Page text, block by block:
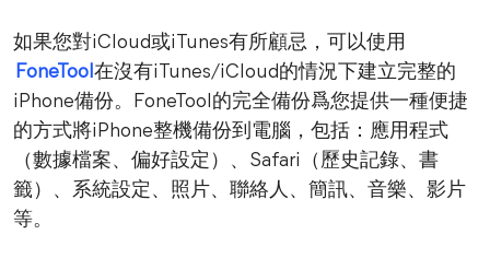
如果您對iCloud或iTunes有所顧忌，可以使用
FoneTool在沒有iTunes/iCloud的情況下建立完整的
iPhone備份。FoneTool的完全備份爲您提供一種便捷
的方式將iPhone整機備份到電腦，包括：應用程式
（數據檔案、偏好設定）、Safari（歷史記錄、書
籤）、系統設定、照片、聯絡人、簡訊、音樂、影片
等。